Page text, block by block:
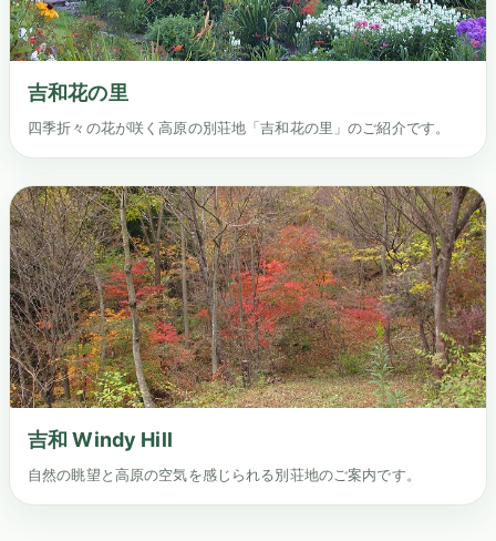
吉和花の里
四季折々の花が咲く高原の別荘地「吉和花の里」のご紹介です。
吉和 Windy Hill
自然の眺望と高原の空気を感じられる別荘地のご案内です。